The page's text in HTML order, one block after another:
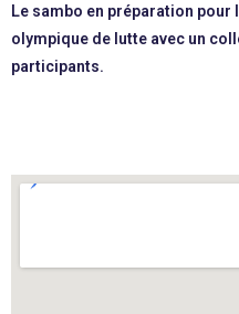
Le sambo en préparation pour
olympique de lutte avec un
participants.